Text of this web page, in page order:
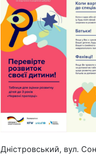
Дністровський, вул.